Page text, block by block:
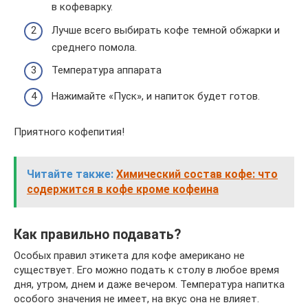
в кофеварку.
Лучше всего выбирать кофе темной обжарки и
среднего помола.
Температура аппарата
Нажимайте «Пуск», и напиток будет готов.
Приятного кофепития!
Читайте также: Химический состав кофе: что
содержится в кофе кроме кофеина
Как правильно подавать?
Особых правил этикета для кофе американо не
существует. Его можно подать к столу в любое время
дня, утром, днем и даже вечером. Температура напитка
особого значения не имеет, на вкус она не влияет.